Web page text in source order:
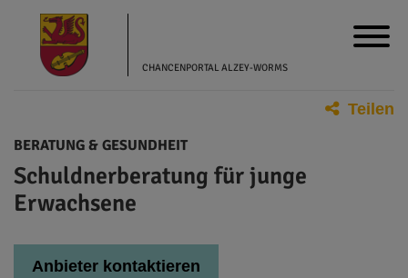
CHANCENPORTAL ALZEY-WORMS
Teilen
BERATUNG & GESUNDHEIT
Schuldnerberatung für junge
Erwachsene
Anbieter kontaktieren